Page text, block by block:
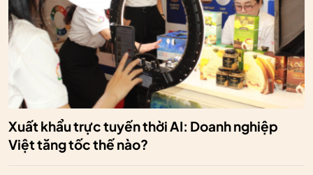
Xuất khẩu trực tuyến thời AI: Doanh nghiệp
Việt tăng tốc thế nào?